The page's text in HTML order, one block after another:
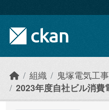
組織
鬼塚電気工
2023年度自社ビル消費